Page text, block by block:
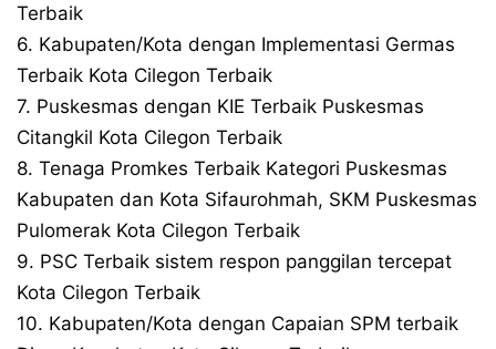
Terbaik
6. Kabupaten/Kota dengan Implementasi Germas
Terbaik Kota Cilegon Terbaik
7. Puskesmas dengan KIE Terbaik Puskesmas
Citangkil Kota Cilegon Terbaik
8. Tenaga Promkes Terbaik Kategori Puskesmas
Kabupaten dan Kota Sifaurohmah, SKM Puskesmas
Pulomerak Kota Cilegon Terbaik
9. PSC Terbaik sistem respon panggilan tercepat
Kota Cilegon Terbaik
10. Kabupaten/Kota dengan Capaian SPM terbaik